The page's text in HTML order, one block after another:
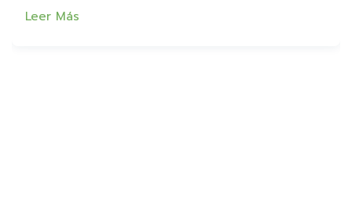
Leer Más